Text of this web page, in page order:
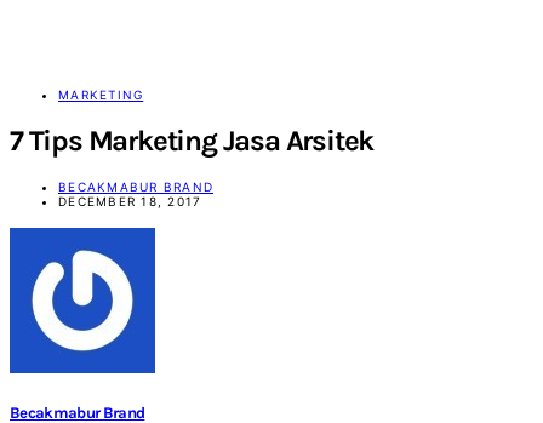
MARKETING
7 Tips Marketing Jasa Arsitek
BECAKMABUR BRAND
DECEMBER 18, 2017
Becakmabur Brand